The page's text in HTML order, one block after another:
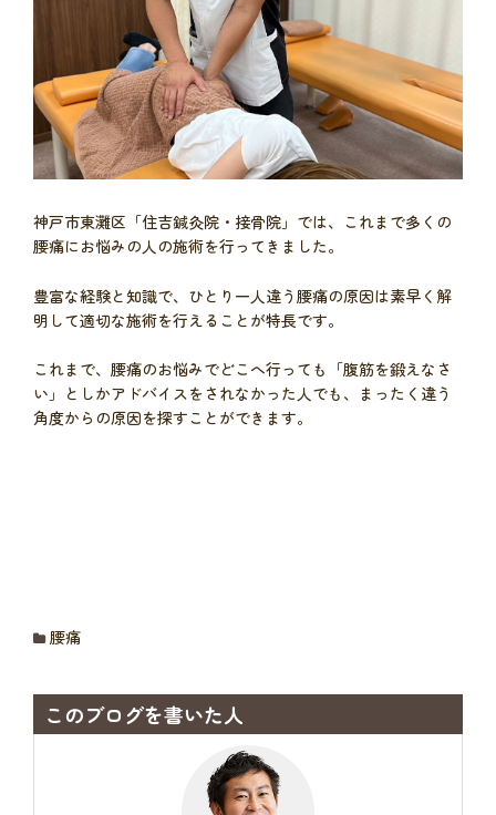
神戸市東灘区「住吉鍼灸院・接骨院」では、これまで多くの
腰痛にお悩みの人の施術を行ってきました。
豊富な経験と知識で、ひとり一人違う腰痛の原因は素早く解
明して適切な施術を行えることが特長です。
これまで、腰痛のお悩みでどこへ行っても「腹筋を鍛えなさ
い」としかアドバイスをされなかった人でも、まったく違う
角度からの原因を探すことができます。
腰痛
このブログを書いた人